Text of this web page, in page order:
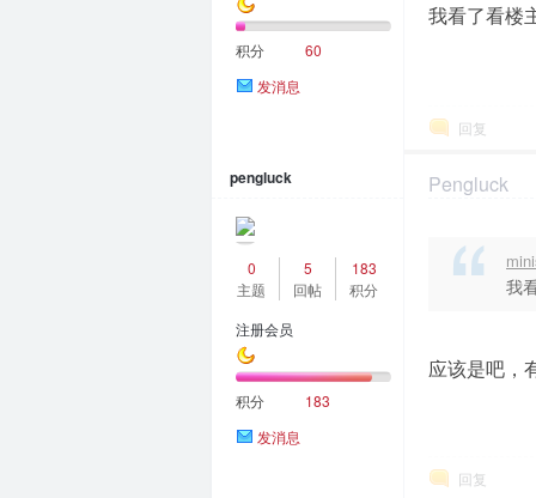
积分
60
发消息
我看了看楼
回复
pengluck
0
主题
5
回帖
183
积分
注册会员
积分
183
发消息
Pengluck
我
应该是吧，
回复